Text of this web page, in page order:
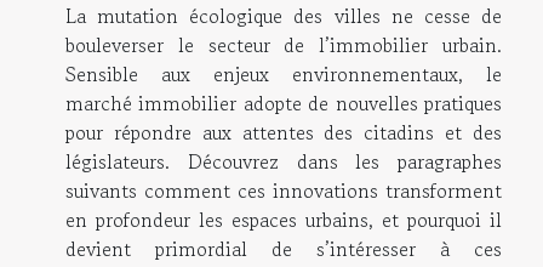
La mutation écologique des villes ne cesse de
bouleverser le secteur de l’immobilier urbain.
Sensible aux enjeux environnementaux, le
marché immobilier adopte de nouvelles pratiques
pour répondre aux attentes des citadins et des
législateurs. Découvrez dans les paragraphes
suivants comment ces innovations transforment
en profondeur les espaces urbains, et pourquoi il
devient primordial de s’intéresser à ces